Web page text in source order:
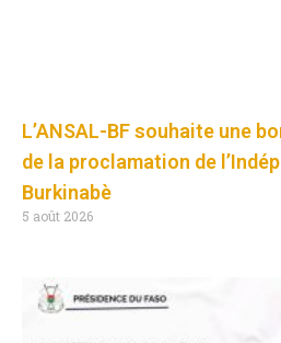
L’ANSAL-BF souhaite une
de la proclamation de
Burkinabè
5 août 2026